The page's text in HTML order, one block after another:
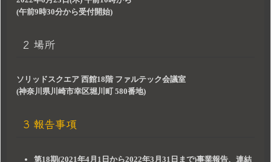
(午前9時30分から受付開始)
2 場所
ソリッドスクエア 西館18階 ファルテック会議室
(神奈川県川崎市幸区堀川町 580番地)
3 報告事項
第18期(2021年4月1日から2022年3月31日まで)事業報告、連結